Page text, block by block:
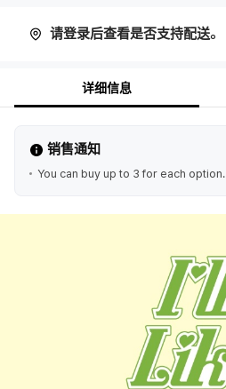
请登录后查看是否支持配送。
详细信息
销售通知
You can buy up to 3 for each option.